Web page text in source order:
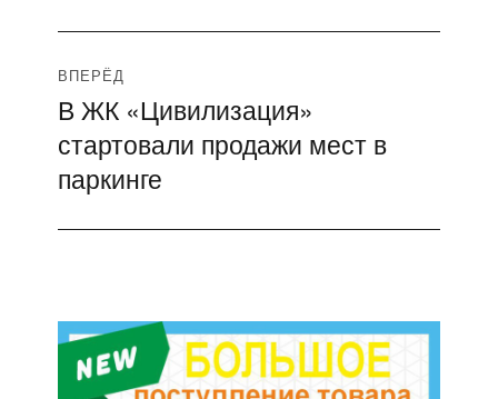
ВПЕРЁД
Следующая
запись:
В ЖК «Цивилизация»
стартовали продажи мест в
паркинге